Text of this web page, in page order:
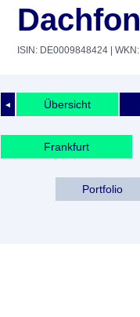
ISIN: DE0009848424 |
◄ Übersicht
Frankfurt
Portfolio